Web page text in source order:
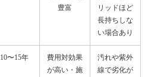
豊富
リッドほど
長持ちしな
い場合あり
10〜15年
費用対効果
が高い・施
汚れや紫外
線で劣化が